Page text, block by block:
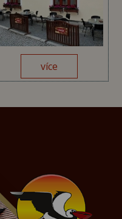
více